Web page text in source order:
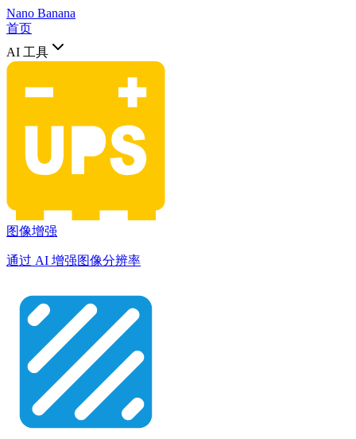
Nano Banana
首页
AI 工具
图像增强
通过 AI 增强图像分辨率